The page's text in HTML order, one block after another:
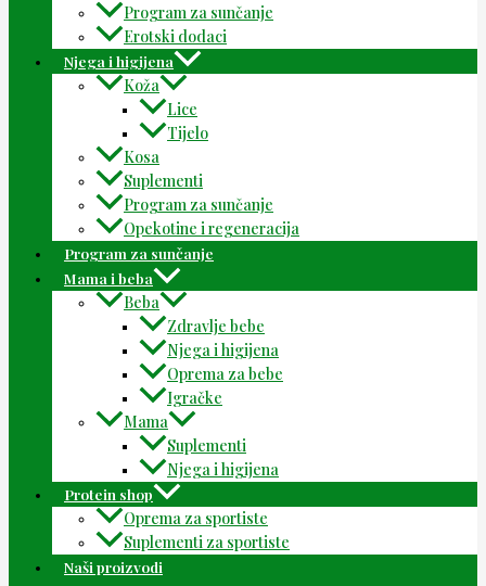
Program za sunčanje
Erotski dodaci
Njega i higijena
Koža
Lice
Tijelo
Kosa
Suplementi
Program za sunčanje
Opekotine i regeneracija
Program za sunčanje
Mama i beba
Beba
Zdravlje bebe
Njega i higijena
Oprema za bebe
Igračke
Mama
Suplementi
Njega i higijena
Protein shop
Oprema za sportiste
Suplementi za sportiste
Naši proizvodi